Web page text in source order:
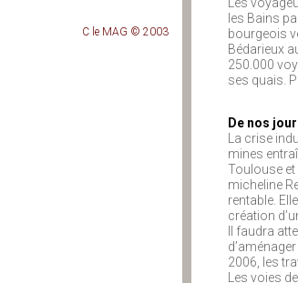
C le MAG © 2003
les Bains
bourgeois
Bédarieux
250.000
ses quais.
De nos
La crise
mines
Toulouse
micheline
rentable.
création
Il faudra
2006, les
Les voies